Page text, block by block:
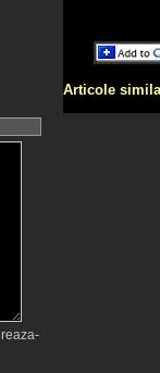
Articole